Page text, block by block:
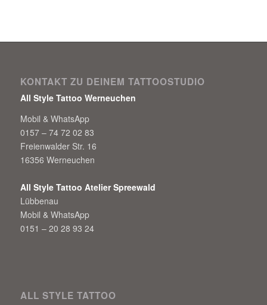
KONTAKT ZU DEINEM TATTOOSTUDIO
All Style Tattoo Werneuchen
Mobil & WhatsApp
0157 – 74 72 02 83
Freienwalder Str. 16
16356 Werneuchen
All Style Tattoo Atelier Spreewald
Lübbenau
Mobil & WhatsApp
0151 – 20 28 93 24
ALL STYLE TATTOO